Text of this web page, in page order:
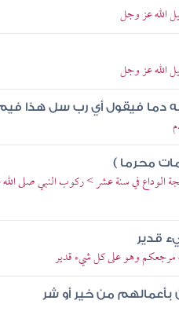
الله عز وجل
الله عز وجل
دما فيقول أي رب سل هذا
مات محرما )
الوداع في سنة عشر > ركوب النبي صلى
قدير
مرجعكم وهو على كل شيء قدير
بأعمالهم من خير أو شر